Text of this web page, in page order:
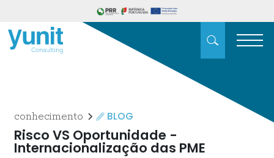
conhecimento BLOG
Risco VS Oportunidade -
Internacionalização das PME